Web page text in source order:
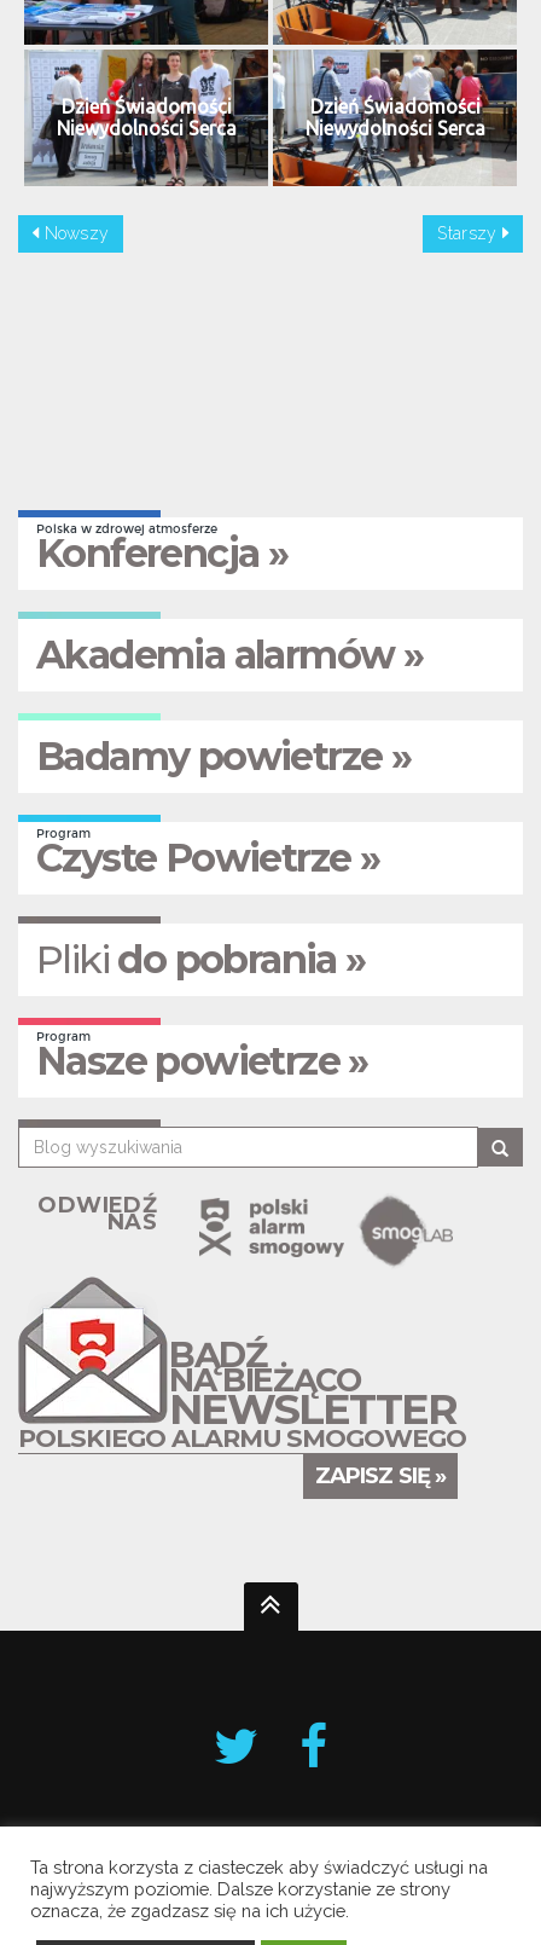
Dzień Świadomości
Niewydolności Serca
Dzień Świadomości
Niewydolności Serca
Nowszy Starszy
Polska w zdrowej atmosferze
Konferencja »
Akademia alarmów »
Badamy powietrze »
Program
Czyste Powietrze »
Pliki do pobrania »
Program
Nasze powietrze »
ODWIEDŹ
NAS
BĄDŹ
NA BIEŻĄCO
NEWSLETTER
POLSKIEGO ALARMU SMOGOWEGO
ZAPISZ SIĘ »
Krakowski Alarm Smogowy
Copyright © 2019 All Rights Reserved.
Ta strona korzysta z ciasteczek aby świadczyć usługi na
najwyższym poziomie. Dalsze korzystanie ze strony
oznacza, że zgadzasz się na ich użycie.